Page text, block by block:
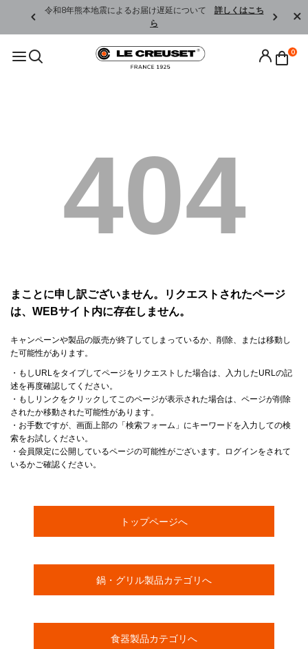
令和8年熊本地震によるお届け遅延について 詳しくはこち
ら
0
404
まことに申し訳ございません。リクエストされたページ
は、WEBサイト内に存在しません。
キャンペーンや製品の販売が終了してしまっているか、削除、または移動し
た可能性があります。
・もしURLをタイプしてページをリクエストした場合は、入力したURLの記
述を再度確認してください。
・もしリンクをクリックしてこのページが表示された場合は、ページが削除
されたか移動された可能性があります。
・お手数ですが、画面上部の「検索フォーム」にキーワードを入力しての検
索をお試しください。
・会員限定に公開しているページの可能性がございます。ログインをされて
いるかご確認ください。
トップページへ
鍋・グリル製品カテゴリへ
食器製品カテゴリへ